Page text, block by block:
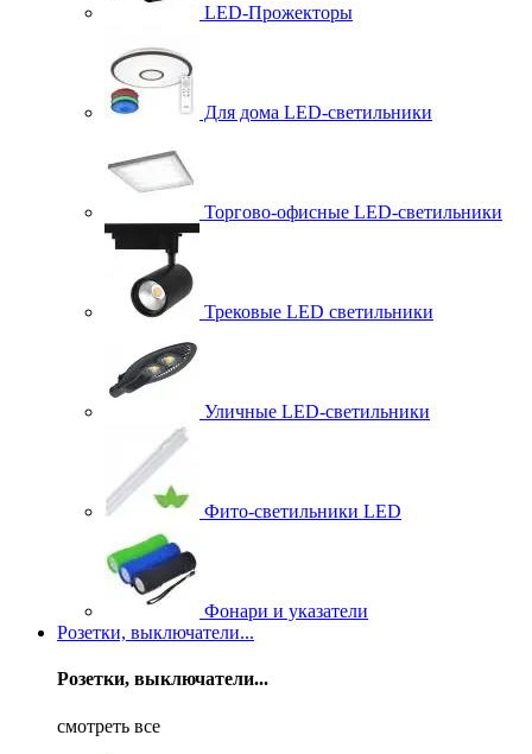
LED-Прожекторы
Для дома LED-светильники
Торгово-офисные LED-светильники
Трековые LED светильники
Уличные LED-светильники
Фито-светильники LED
Фонари и указатели
Розетки, выключатели...
Розетки, выключатели...
смотреть все